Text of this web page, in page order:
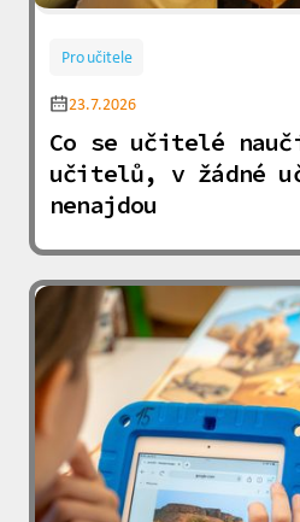
Pro učitele
23.7.2026
Co se učitelé
učitelů, v žádné
nenajdou